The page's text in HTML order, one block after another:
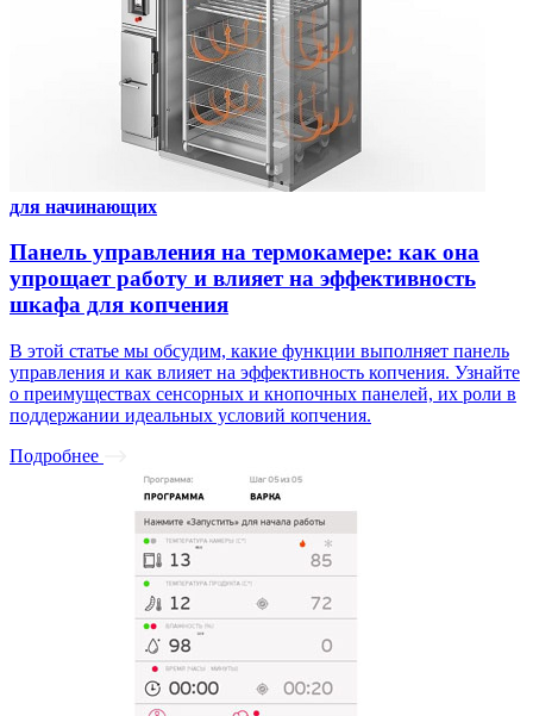
для начинающих
Панель управления на термокамере: как она
упрощает работу и влияет на эффективность
шкафа для копчения
В этой статье мы обсудим, какие функции выполняет панель
управления и как влияет на эффективность копчения. Узнайте
о преимуществах сенсорных и кнопочных панелей, их роли в
поддержании идеальных условий копчения.
Подробнее